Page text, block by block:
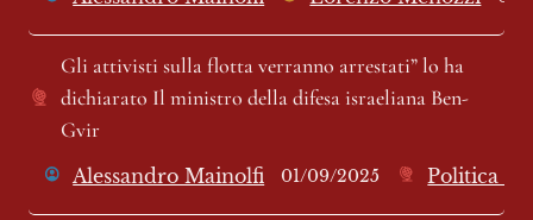
Gli attivisti sulla flotta verranno arrestati” lo ha
dichiarato Il ministro della difesa israeliana Ben-
Gvir
Alessandro Mainolfi 01/09/2025 Politica e